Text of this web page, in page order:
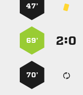
47’
:
69’
70’